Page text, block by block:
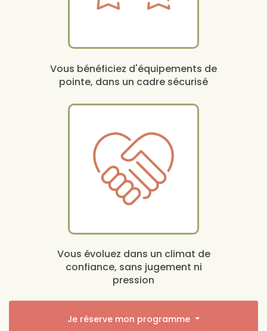
Vous bénéficiez d'équipements de
pointe, dans un cadre sécurisé
Vous évoluez dans un climat de
confiance, sans jugement ni
pression
Je réserve mon programme